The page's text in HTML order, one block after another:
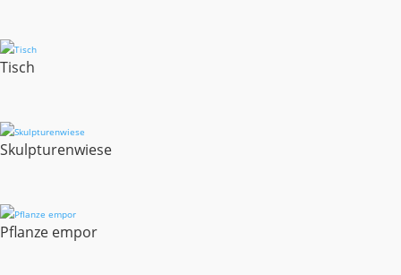
Tisch
Skulpturenwiese
Pflanze empor